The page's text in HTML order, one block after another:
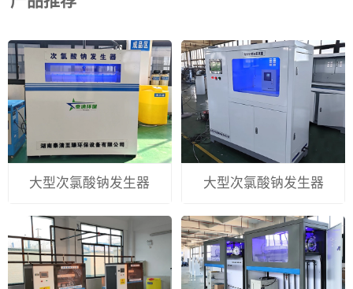
大型次氯酸钠发生器 大型次氯酸钠发生器